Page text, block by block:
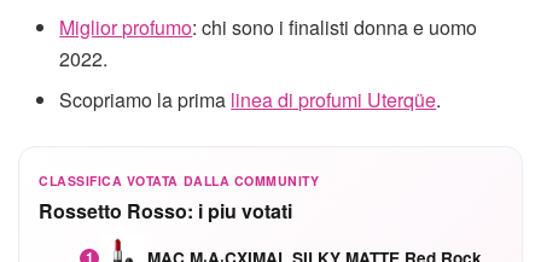
Miglior profumo: chi sono i finalisti donna e uomo
2022.
Scopriamo la prima linea di profumi Uterqüe.
CLASSIFICA VOTATA DALLA COMMUNITY
Rossetto Rosso: i piu votati
1 MAC M·A·CXIMAL SILKY MATTE Red Rock mat